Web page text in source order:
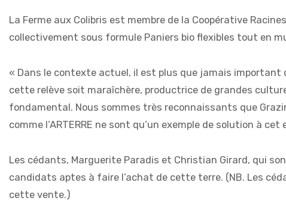
La Ferme aux Colibris est membre de la Coopérative
collectivement sous formule Paniers bio flexibles tout en
« Dans le contexte actuel, il est plus que jamais important
cette relève soit maraîchère, productrice de grandes
fondamental. Nous sommes très reconnaissants que
comme l’ARTERRE ne sont qu’un exemple de solution à
Les cédants, Marguerite Paradis et Christian Girard, qui
candidats aptes à faire l’achat de cette terre. (NB. Les
cette vente.)